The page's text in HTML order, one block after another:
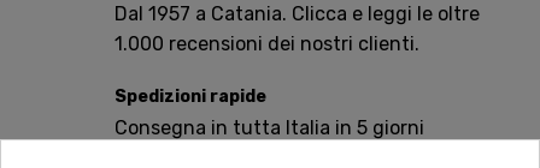
Dal 1957 a Catania. Clicca e leggi le oltre
1.000 recensioni dei nostri clienti.
Spedizioni rapide
Consegna in tutta Italia in 5 giorni